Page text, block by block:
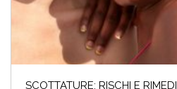
SCOTTATURE: RISCHI E RIMEDI